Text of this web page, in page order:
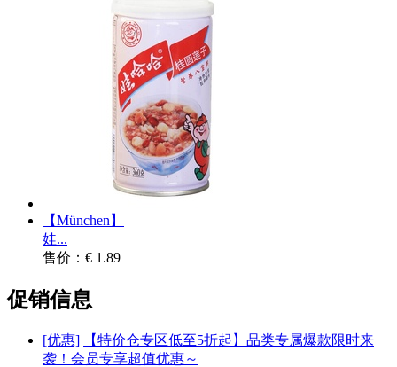
【München】
娃...
售价：€ 1.89
促销信息
[优惠]
【特价仓专区低至5折起】品类专属爆款限时来
袭！会员专享超值优惠～